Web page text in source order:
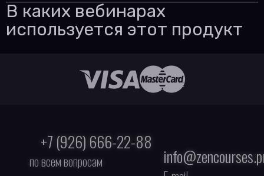
В каких вебинарах
используется этот продукт
+7 (926) 666-22-88
по всем вопросам